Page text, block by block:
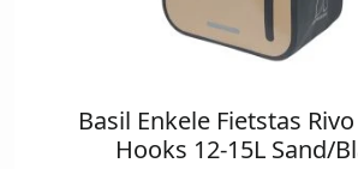
Basil Enkele Fietstas
Hooks 12-15L Sand/